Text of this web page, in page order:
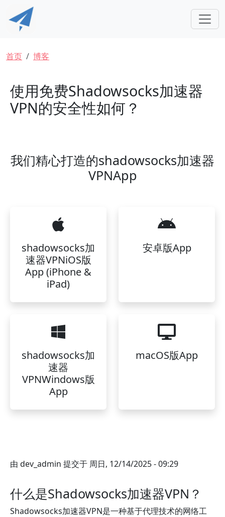
跳转到主要内容
面包屑
首页 博客
使用免费Shadowsocks加速器
VPN的安全性如何？
我们精心打造的shadowsocks加速器
VPNApp
shadowsocks加
速器VPNiOS版
App (iPhone &
iPad)
安卓版App
shadowsocks加
速器
VPNWindows版
App
macOS版App
由 dev_admin 提交于 周日, 12/14/2025 - 09:29
什么是Shadowsocks加速器VPN？
Shadowsocks加速器VPN是一种基于代理技术的网络工